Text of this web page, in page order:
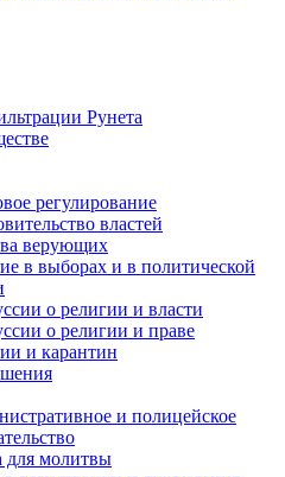
Рунета
регулирование
властей
верующих
в выборах и в политической
о религии и власти
о религии и праве
и карантин
и полицейское
для молитвы